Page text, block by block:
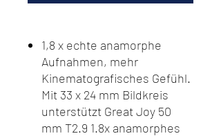
1,8 x echte anamorphe
Aufnahmen, mehr
Kinematografisches Gefühl.
Mit 33 x 24 mm Bildkreis
unterstützt Great Joy 50
mm T2.9 1.8x anamorphes